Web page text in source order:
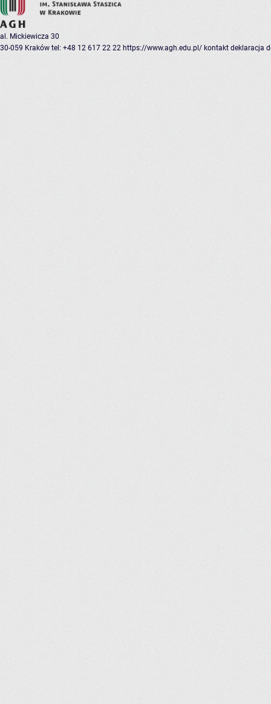
al. Mickiewicza 30
30-059 Kraków tel: +48 12 617 22 22 https://www.agh.edu.pl/ kontakt deklaracja